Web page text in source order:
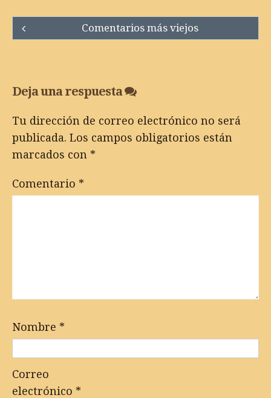
Comment
navigation
Comentarios más viejos
Deja una respuesta
Tu dirección de correo electrónico no será
publicada. Los campos obligatorios están
marcados con *
Comentario *
Nombre *
Correo
electrónico *